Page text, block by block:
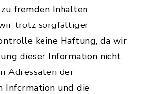
fremden Inhalten
trotz sorgfältiger
keine Haftung, da wir
dieser Information nicht
Adressaten der
und die